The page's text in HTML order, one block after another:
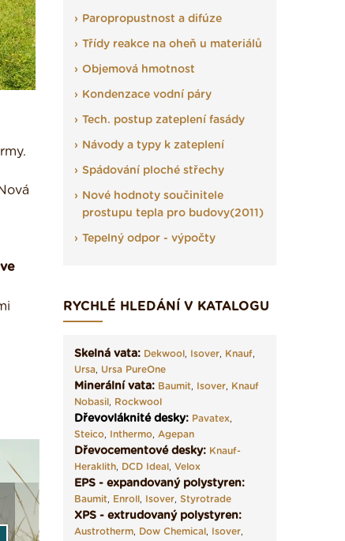
Seriál: Fasády ETICS a
vše podstatné v kostce ›
Vyberte si izolaci a pak
ji tady klidně poptejte ›
Paropropustnost a difúze
Třídy reakce na oheň u materiálů
Objemová hmotnost
Kondenzace vodní páry
Tech. postup zateplení fasády
Návody a typy k zateplení
Spádování ploché střechy
Nové hodnoty součinitele
prostupu tepla pro budovy(2011)
Tepelný odpor - výpočty
RYCHLÉ HLEDÁNÍ V KATALOGU
Skelná vata: Dekwool, Isover, Knauf,
Ursa, Ursa PureOne
Minerální vata: Baumit, Isover, Knauf
Nobasil, Rockwool
Dřevovláknité desky: Pavatex,
Steico, Inthermo, Agepan
Dřevocementové desky: Knauf-
Heraklith, DCD Ideal, Velox
EPS - expandovaný polystyren:
Baumit, Enroll, Isover, Styrotrade
XPS - extrudovaný polystyren:
Austrotherm, Dow Chemical, Isover,